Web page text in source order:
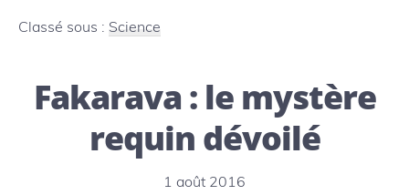
modèle
exportable
dans
Classé sous : Science
Fakarava : le mystère
requin dévoilé
1 août 2016